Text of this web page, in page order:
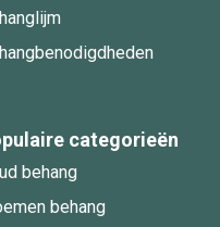
categorieën
behang
behang